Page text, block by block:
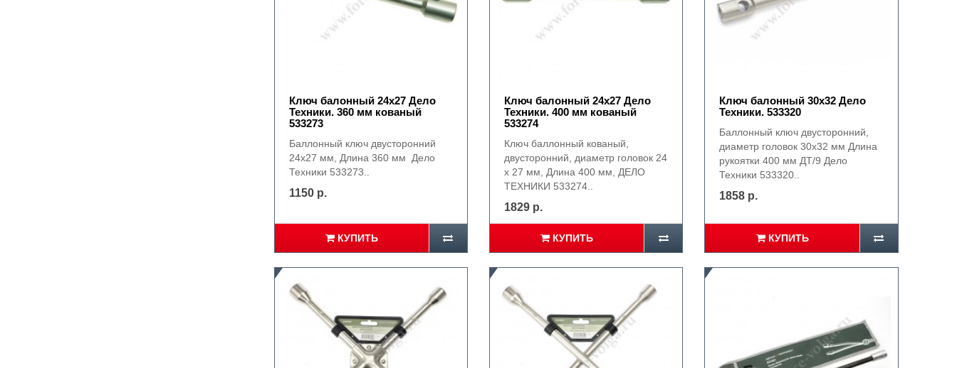
Ключ балонный 24х27 Дело
Техники. 360 мм кованый
533273
Баллонный ключ двусторонний
24х27 мм, Длина 360 мм Дело
Техники 533273..
1150 р.
КУПИТЬ
Ключ балонный 24х27 Дело
Техники. 400 мм кованый
533274
Ключ баллонный кованый,
двусторонний, диаметр головок 24
х 27 мм, Длина 400 мм, ДЕЛО
ТЕХНИКИ 533274..
1829 р.
КУПИТЬ
Ключ балонный 30х32 Дело
Техники. 533320
Баллонный ключ двусторонний,
диаметр головок 30х32 мм Длина
рукоятки 400 мм ДТ/9 Дело
Техники 533320..
1858 р.
КУПИТЬ